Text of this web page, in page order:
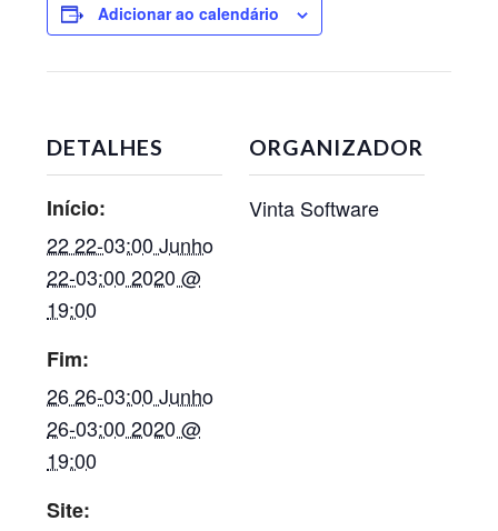
Adicionar ao calendário
DETALHES
Início:
22 22-03:00 Junho
22-03:00 2020 @
19:00
Fim:
26 26-03:00 Junho
26-03:00 2020 @
19:00
Site:
ORGANIZADOR
Vinta Software